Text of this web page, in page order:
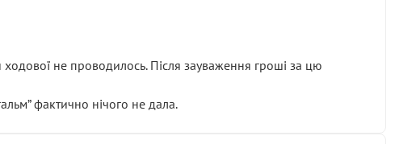
ходової не проводилось. Після зауваження гроші за цю
фактично нічого не дала.